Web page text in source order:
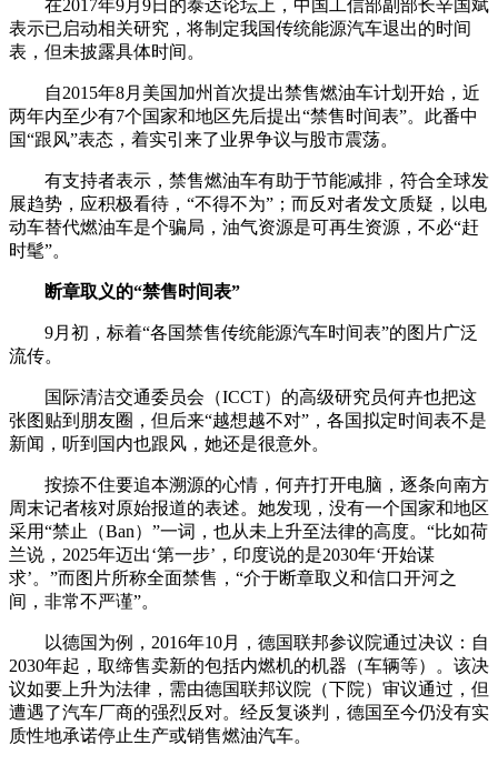
在2017年9月9日的泰达论坛上，中国工信部副部长辛国斌
表示已启动相关研究，将制定我国传统能源汽车退出的时间
表，但未披露具体时间。
自2015年8月美国加州首次提出禁售燃油车计划开始，近
两年内至少有7个国家和地区先后提出“禁售时间表”。此番中
国“跟风”表态，着实引来了业界争议与股市震荡。
有支持者表示，禁售燃油车有助于节能减排，符合全球发
展趋势，应积极看待，“不得不为”；而反对者发文质疑，以电
动车替代燃油车是个骗局，油气资源是可再生资源，不必“赶
时髦”。
断章取义的“禁售时间表”
9月初，标着“各国禁售传统能源汽车时间表”的图片广泛
流传。
国际清洁交通委员会（ICCT）的高级研究员何卉也把这
张图贴到朋友圈，但后来“越想越不对”，各国拟定时间表不是
新闻，听到国内也跟风，她还是很意外。
按捺不住要追本溯源的心情，何卉打开电脑，逐条向南方
周末记者核对原始报道的表述。她发现，没有一个国家和地区
采用“禁止（Ban）”一词，也从未上升至法律的高度。“比如荷
兰说，2025年迈出‘第一步’，印度说的是2030年‘开始谋
求’。”而图片所称全面禁售，“介于断章取义和信口开河之
间，非常不严谨”。
以德国为例，2016年10月，德国联邦参议院通过决议：自
2030年起，取缔售卖新的包括内燃机的机器（车辆等）。该决
议如要上升为法律，需由德国联邦议院（下院）审议通过，但
遭遇了汽车厂商的强烈反对。经反复谈判，德国至今仍没有实
质性地承诺停止生产或销售燃油汽车。